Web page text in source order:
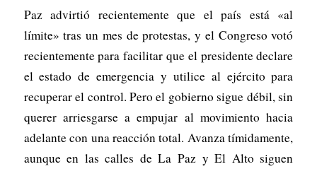
Paz advirtió recientemente que el país está «al
límite» tras un mes de protestas, y el Congreso votó
recientemente para facilitar que el presidente declare
el estado de emergencia y utilice al ejército para
recuperar el control. Pero el gobierno sigue débil, sin
querer arriesgarse a empujar al movimiento hacia
adelante con una reacción total. Avanza tímidamente,
aunque en las calles de La Paz y El Alto siguen